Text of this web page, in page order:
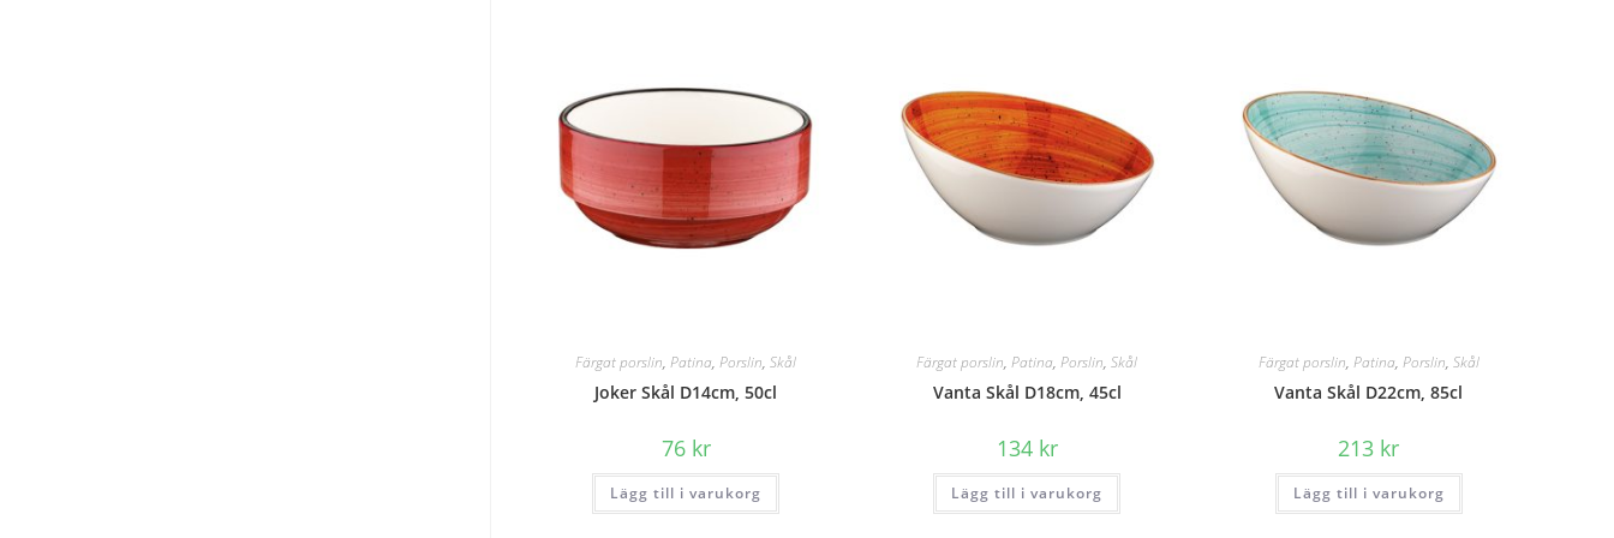
Färgat porslin,Patina,Porslin,Skål
Joker Skål D14cm, 50cl
76 kr
Lägg till i varukorg
Färgat porslin,Patina,Porslin,Skål
Vanta Skål D18cm, 45cl
134 kr
Lägg till i varukorg
Färgat porslin, Patina, Porslin, Skål
Vanta Skål D22cm, 85cl
213 kr
Lägg till i varukorg